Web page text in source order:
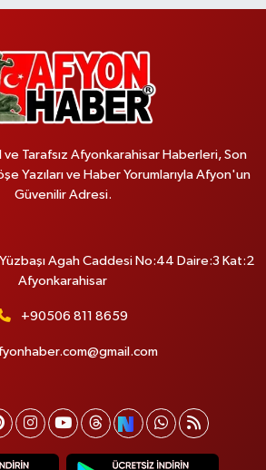
Tarafsız Afyonkarahisar Haberleri, Son
Yazıları ve Haber Yorumlarıyla Afyon'un
Güvenilir Adresi.
Agah Caddesi No:44 Daire:3 Kat:2
Afyonkarahisar
+90506 811 8659